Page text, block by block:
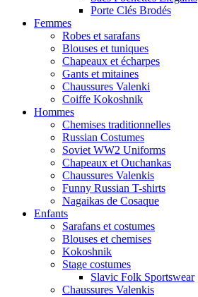
Porte Clés Brodés
Femmes
Robes et sarafans
Blouses et tuniques
Chapeaux et écharpes
Gants et mitaines
Chaussures Valenki
Coiffe Kokoshnik
Hommes
Chemises traditionnelles
Russian Costumes
Soviet WW2 Uniforms
Chapeaux et Ouchankas
Chaussures Valenkis
Funny Russian T-shirts
Nagaikas de Cosaque
Enfants
Sarafans et costumes
Blouses et chemises
Kokoshnik
Stage costumes
Slavic Folk Sportswear
Chaussures Valenkis